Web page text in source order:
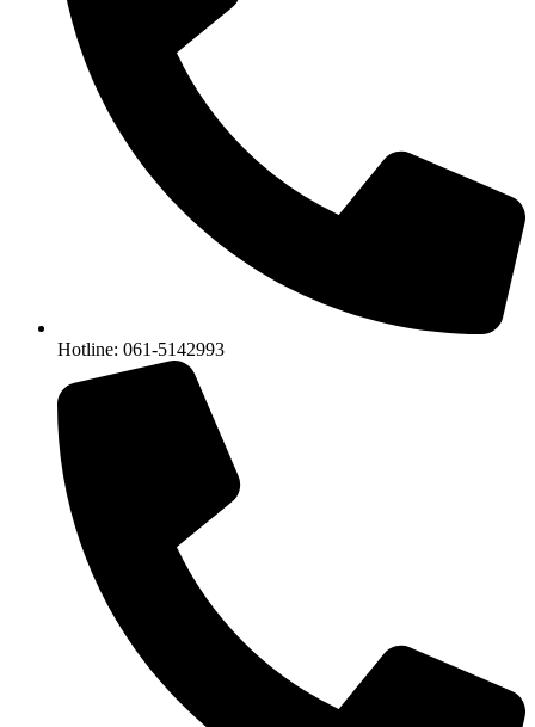
Hotline: 061-5142993